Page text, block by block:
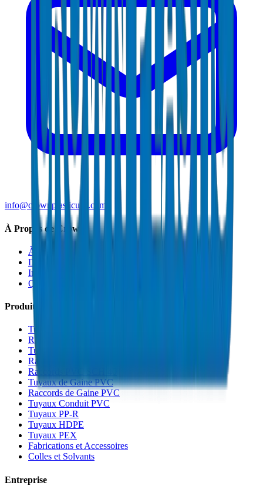
info@crownplasticuae.com
À Propos de Crown
À Propos
Durabilité
Innovation
Qualité et Certifications
Produits
Tuyaux de Drainage UPVC
Raccords de Drainage UPVC
Tuyaux PVC Haute Pression
Raccords PVC Haute Pression
Raccords PVC SCH 40
Tuyaux de Gaine PVC
Raccords de Gaine PVC
Tuyaux Conduit PVC
Tuyaux PP-R
Tuyaux HDPE
Tuyaux PEX
Fabrications et Accessoires
Colles et Solvants
Entreprise